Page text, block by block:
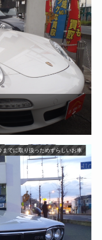
までに取り扱っためずらしいお車